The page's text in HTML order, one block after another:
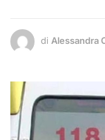
di Alessandra